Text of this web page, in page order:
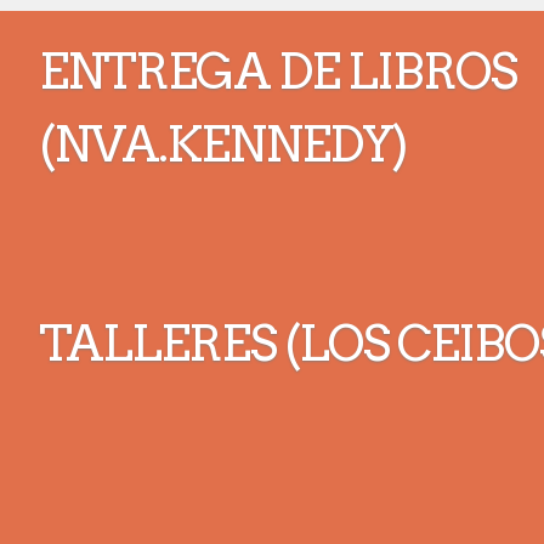
ENTREGA DE LIBROS
(NVA.KENNEDY)
TALLERES (LOS